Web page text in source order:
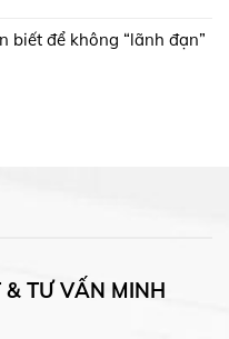
biết để không “lãnh đạn”
& TƯ VẤN MINH